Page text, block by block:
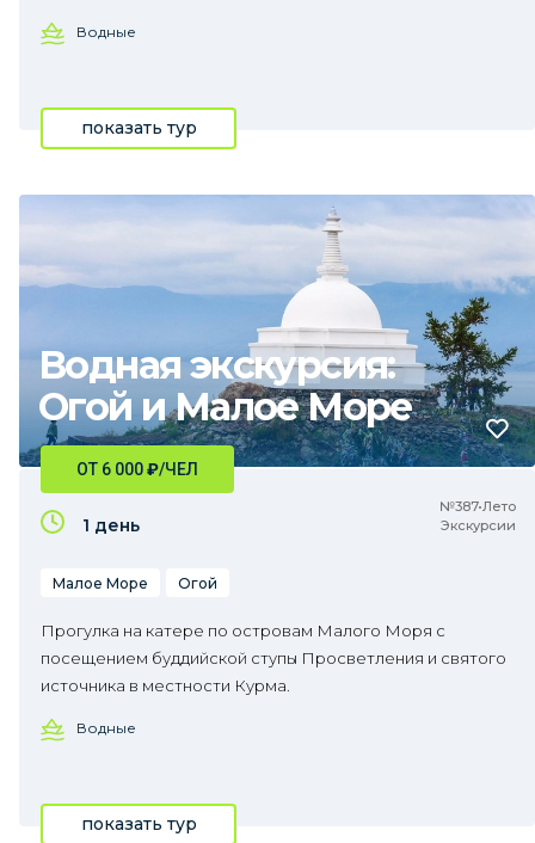
Водные
показать тур
Водная экскурсия:
Огой и Малое Море
№387•Лето
Экскурсии
ОТ 6 000₽/ЧЕЛ
1 день
Малое Море Огой
Прогулка на катере по островам Малого Моря с
посещением буддийской ступы Просветления и святого
источника в местности Курма.
Водные
показать тур